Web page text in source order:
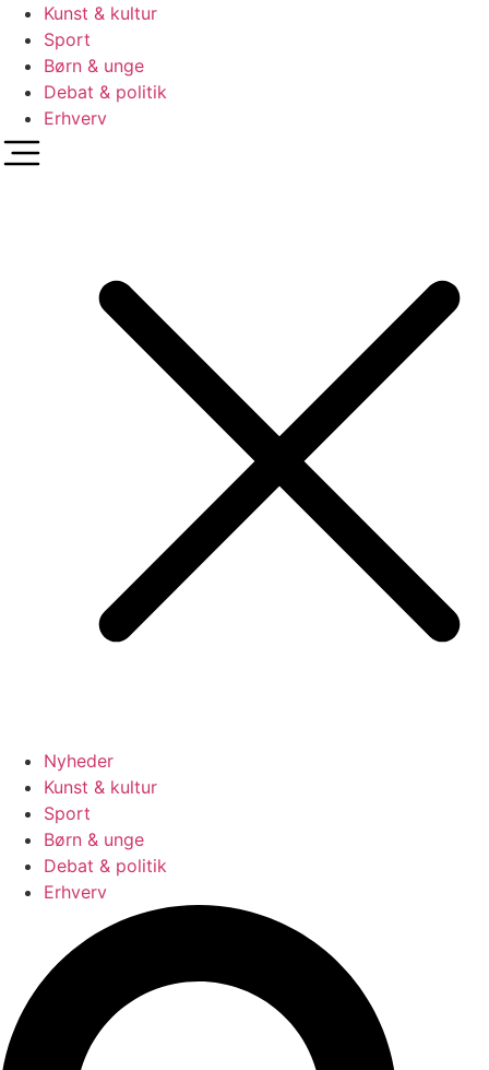
Kunst & kultur
Sport
Børn & unge
Debat & politik
Erhverv
Nyheder
Kunst & kultur
Sport
Børn & unge
Debat & politik
Erhverv